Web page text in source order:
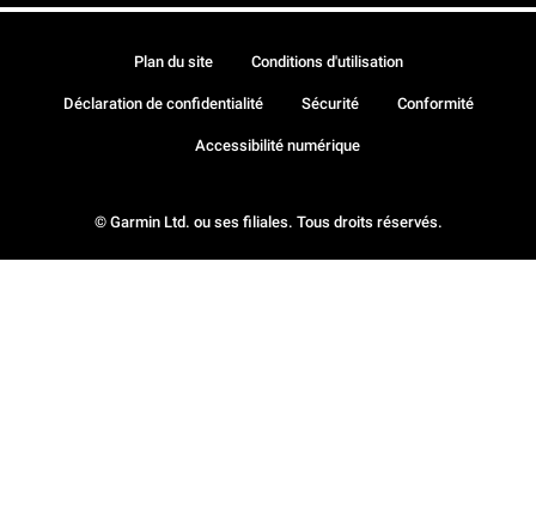
© Garmin Ltd. ou ses filiales. Tous droits réservés.
Plan du site Conditions d'utilisation
Déclaration de confidentialité Sécurité Conformité
Accessibilité numérique